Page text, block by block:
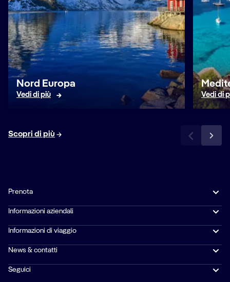
Nord Europa
Vedi di più Vedi di
Scopri di più
Prenota
Informazioni aziendali
Informazioni di viaggio
News & contatti
Seguici